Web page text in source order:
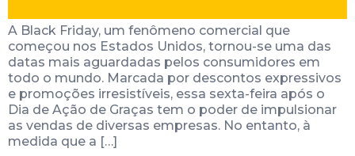
A Black Friday, um fenômeno comercial que
começou nos Estados Unidos, tornou-se uma das
datas mais aguardadas pelos consumidores em
todo o mundo. Marcada por descontos expressivos
e promoções irresistíveis, essa sexta-feira após o
Dia de Ação de Graças tem o poder de impulsionar
as vendas de diversas empresas. No entanto, à
medida que a […]